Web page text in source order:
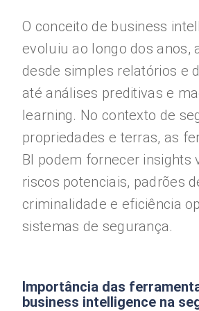
O conceito de business
evoluiu ao longo dos anos,
desde simples relatórios e
até análises preditivas e
learning. No contexto de
propriedades e terras, as
BI podem fornecer insights
riscos potenciais, padrões
criminalidade e eficiência
sistemas de segurança.
Importância das
business intelligence na